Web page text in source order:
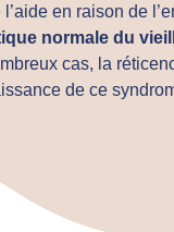
en raison de
normale du
cas, la
de ce